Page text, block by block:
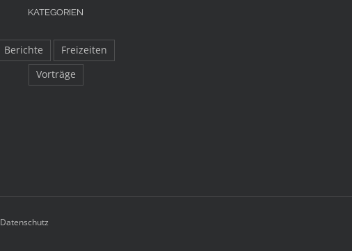
KATEGORIEN
Berichte
Freizeiten
Vorträge
Datenschutz